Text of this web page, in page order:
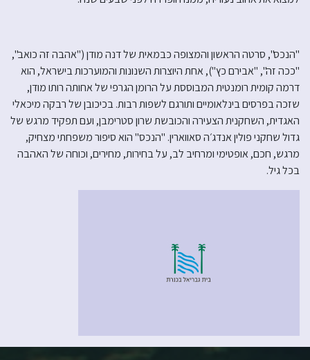
"הנכס", סרטה הראשון והמצופה כבמאית של דנה מודן ("אהבה זה כואב",
"ככה זה", "אבירם כץ"), אחת היוצרות השנונות והמוערכות בישראל, הוא
דרמה קומית רומנטית המבוססת על הרומן הגרפי של אחותה רותו מודן,
שזכה בפרסים בינלאומיים ותורגם לשפות רבות. בכיכובן של רבקה מיכאלי
האגדית, השחקנית הצעירה והכובשת שרון סטרימבן, ועם תפקיד מרגש של
גדול שחקני פולין אנדג׳ה סאווארין. "הנכס" הוא סיפור משפחתי מצחיק,
מרגש, חכם, אופטימי ומרחיב לב, על בחירות, מחירים, וכוחה של האהבה
בכל גיל.